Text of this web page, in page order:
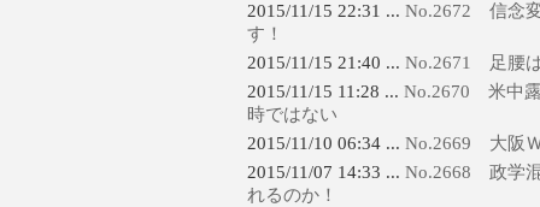
2015/11/15 22:31 ... No.2672 信念
す！
2015/11/15 21:40 ... No.2671 足腰
2015/11/15 11:28 ... No.2670 米中
時ではない
2015/11/10 06:34 ... No.2669 大阪
2015/11/07 14:33 ... No.2668 政学
れるのか！